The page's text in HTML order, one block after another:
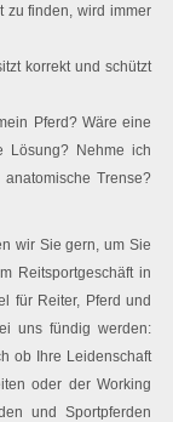
zu finden, wird immer
korrekt und schützt
Pferd? Wäre eine
Lösung? Nehme ich
Trense?
wir Sie gern, um Sie
Reitsportgeschäft in
für Reiter, Pferd und
uns fündig werden:
ob Ihre Leidenschaft
oder der Working
und Sportpferden